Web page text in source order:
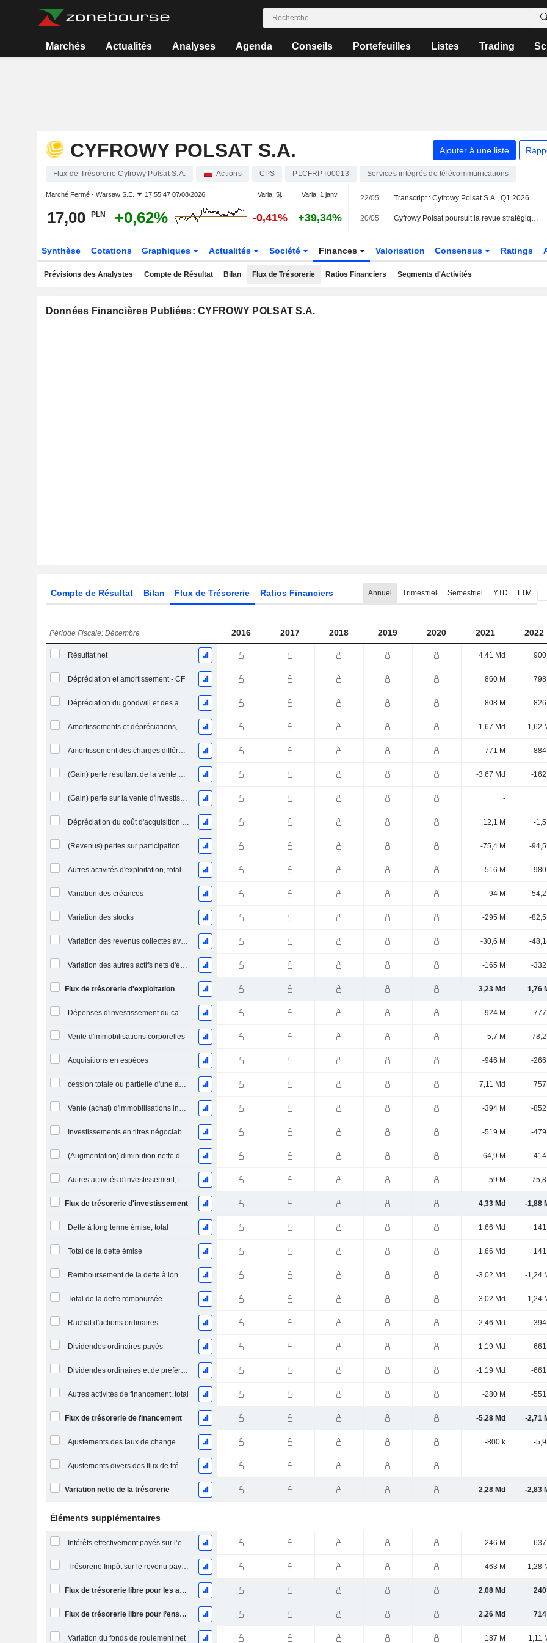
Marchés Actualités Analyses Agenda Conseils Portefeuilles Listes Trading
CYFROWY POLSAT S.A. Ajouter à une liste
Flux de Trésorerie Cyfrowy Polsat S.A. Actions CPS PLCFRPT00013 Services intégrés de télécommunications
Marché Fermé - Warsaw S.E. 17:55:47 07/08/2026 Varia. 5j. Varia. 1 janv.
17,00 PLN +0,62% -0,41% +39,34%
22/05 Transcript : Cyfrowy Polsat S.A., Q1 2026 Earnings Call, May 21, 2026
20/05 Cyfrowy Polsat poursuit la revue stratégique de ses actifs et annoncera sa stratégie à long terme d'ici fin 2026
Synthèse Cotations Graphiques Actualités Société Finances Valorisation Consensus Ratings
Prévisions des Analystes Compte de Résultat Bilan Flux de Trésorerie Ratios Financiers Segments d'Activités
Données Financières Publiées: CYFROWY POLSAT S.A.
Compte de Résultat Bilan Flux de Trésorerie Ratios Financiers Annuel Trimestriel Semestriel YTD LTM
Période Fiscale: Décembre 2016 2017 2018 2019 2020 2021 2022
Résultat net 4,41 Md 900
Dépréciation et amortissement - CF 860 M 798
Dépréciation du goodwill et des actifs intangibles 808 M 826
Amortissements et dépréciations, Total 1,67 Md 1,62
Amortissement des charges différées, Total - (CF) 771 M 884
(Gain) perte résultant de la vente d'un actif -3,67 Md -162
(Gain) perte sur la vente d'investissements - (CF) -
Dépréciation du coût d'acquisition d'actifs et dépenses de restructuration 12,1 M -1,5
(Revenus) pertes sur participations - (CF) -75,4 M -94,5
Autres activités d'exploitation, total 516 M -980
Variation des créances 94 M 54,2
Variation des stocks -295 M -82,5
Variation des revenus collectés avant livraison -30,6 M -48,1
Variation des autres actifs nets d'exploitation -165 M -332
Flux de trésorerie d'exploitation 3,23 Md 1,76
Dépenses d'investissement du capital (CAPEX) -924 M -777
Vente d'immobilisations corporelles 5,7 M 78,2
Acquisitions en espèces -946 M -266
cession totale ou partielle d'une activité 7,11 Md 757
Vente (achat) d'immobilisations incorporelles -394 M -852
Investissements en titres négociables et en actions, total -519 M -479
(Augmentation) diminution nette des prêts accordés / vendus - Investissements -64,9 M -414
Autres activités d'investissement, total 59 M 75,8
Flux de trésorerie d'investissement 4,33 Md -1,88
Dette à long terme émise, total 1,66 Md 141
Total de la dette émise 1,66 Md 141
Remboursement de la dette à long terme, total -3,02 Md -1,24
Total de la dette remboursée -3,02 Md -1,24
Rachat d'actions ordinaires -2,46 Md -394
Dividendes ordinaires payés -1,19 Md -661
Dividendes ordinaires et de préférence payés -1,19 Md -661
Autres activités de financement, total -280 M -551
Flux de trésorerie de financement -5,28 Md -2,71
Ajustements des taux de change -800 k -5,9
Ajustements divers des flux de trésorerie -
Variation nette de la trésorerie 2,28 Md -2,83
Éléments supplémentaires
Intérêts effectivement payés sur l’exercice 246 M 637
Trésorerie Impôt sur le revenu payé (remboursement)Impôt effectivement payé (remboursé) sur l’exercice 463 M 1,28
Flux de trésorerie libre pour les actionnaires FCFE 2,08 Md 240
Flux de trésorerie libre pour l’ensemble des pourvoyeurs de fonds (créanciers et actionnaires) FCFF 2,26 Md 714
Variation du fonds de roulement net 187 M 1,11